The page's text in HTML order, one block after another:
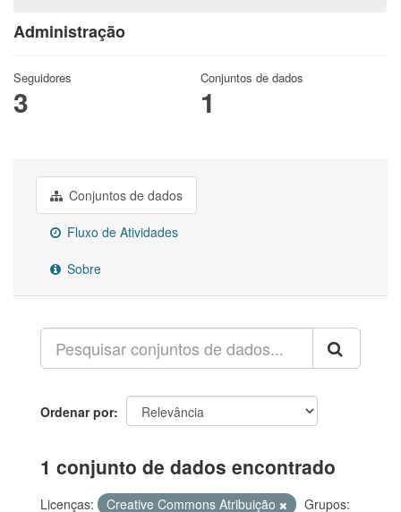
Administração
Seguidores
3
Conjuntos de dados
1
Conjuntos de dados
Fluxo de Atividades
Sobre
Ordenar por
1 conjunto de dados encontrado
Licenças: Creative Commons Atribuição
Grupos: